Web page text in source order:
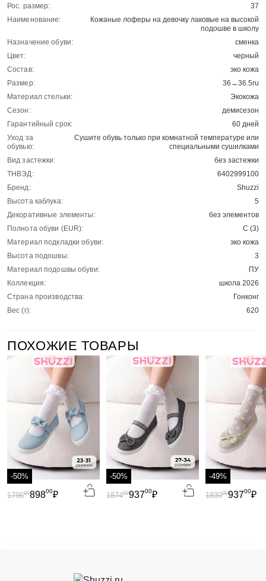
Рос. размер:
37
Наименование:
Кожаные лоферы на девочку лаковые на высокой
подошве в школу
Назначение обуви:
сменка
Цвет:
черный
Состав:
эко кожа
Размер:
36→36.5ru
Материал стельки:
Экокожа
Сезон:
демисезон
Гарантийный срок:
60 дней
Уход за
обувью:
Сушите обувь только при комнатной температуре или
специальными сушилками
Вид застежки:
без застежки
ТНВЭД:
6402999100
Бренд:
Shuzzi
Высота каблука:
5
Декоративные элементы:
без элементов
Полнота обуви (EUR):
С (3)
Материал подкладки обуви:
эко кожа
Высота подошвы:
3
Материал подошвы обуви:
ПУ
Коллекция:
школа 2026
Страна производства:
Гонконг
Вес (г):
620
ПОХОЖИЕ ТОВАРЫ
-50%
89800₽
179600
-50%
93700₽
187400
-49%
93700₽
183900